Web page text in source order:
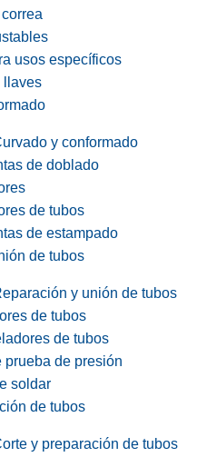
usos específicos
llaves
y conformado
de doblado
de tubos
de estampado
de tubos
y unión de tubos
de tubos
de tubos
prueba de presión
soldar
de tubos
y preparación de tubos